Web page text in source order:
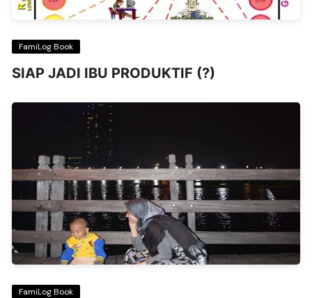
FamiLog Book
SIAP JADI IBU PRODUKTIF (?)
FamiLog Book